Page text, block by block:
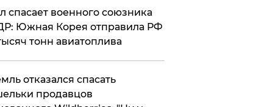
спасает военного союзника
Южная Корея отправила РФ
тонн авиатоплива
отказался спасать
продавцов